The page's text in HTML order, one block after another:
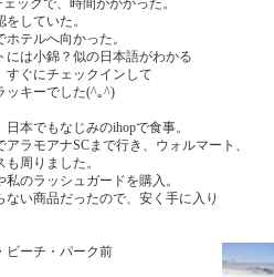
ックで、時間がかかった。
していた。
テルへ向かった。
には小錦？似の日本語がわかる
すぐにチェックインして
ッキーでした(^｡^)
本でもなじみのihopで食事。
ラモアナSCまで行き、ウォルマート、
周りました。
のラッシュガードを購入。
ない商品だったので、安く手に入り
ビーチ・パーク前